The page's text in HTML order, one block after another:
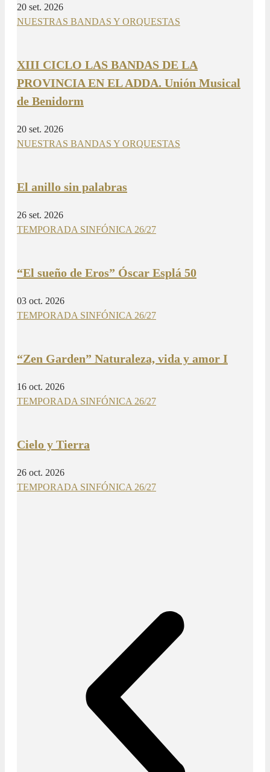
20 set. 2026
NUESTRAS BANDAS Y ORQUESTAS
XIII CICLO LAS BANDAS DE LA
PROVINCIA EN EL ADDA. Unión Musical
de Benidorm
20 set. 2026
NUESTRAS BANDAS Y ORQUESTAS
El anillo sin palabras
26 set. 2026
TEMPORADA SINFÓNICA 26/27
“El sueño de Eros” Óscar Esplá 50
03 oct. 2026
TEMPORADA SINFÓNICA 26/27
“Zen Garden” Naturaleza, vida y amor I
16 oct. 2026
TEMPORADA SINFÓNICA 26/27
Cielo y Tierra
26 oct. 2026
TEMPORADA SINFÓNICA 26/27